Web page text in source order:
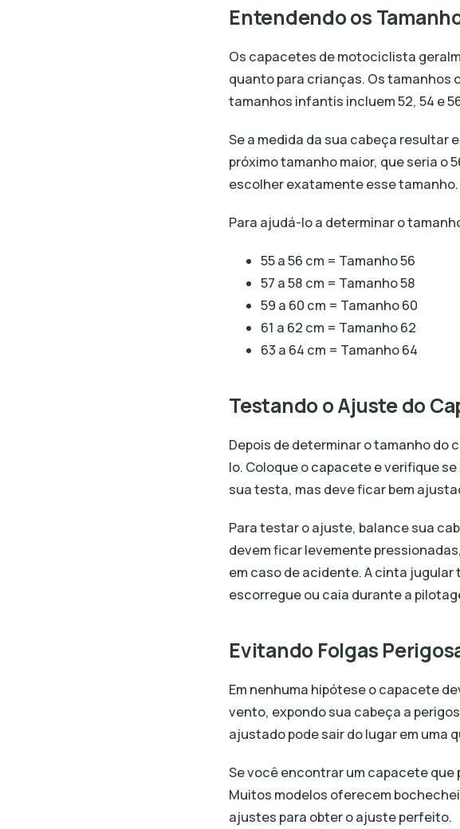
Entendendo os
Os capacetes de motociclista
quanto para crianças. Os tamanhos
tamanhos infantis incluem 52, 54 e
Se a medida da sua cabeça resultar
próximo tamanho maior, que seria o
escolher exatamente esse tamanho.
Para ajudá-lo a determinar o
55 a 56 cm = Tamanho 56
57 a 58 cm = Tamanho 58
59 a 60 cm = Tamanho 60
61 a 62 cm = Tamanho 62
63 a 64 cm = Tamanho 64
Testando o Ajuste do
Depois de determinar o tamanho do
lo. Coloque o capacete e verifique
sua testa, mas deve ficar bem
Para testar o ajuste, balance sua
devem ficar levemente
em caso de acidente. A cinta
escorregue ou caia durante a
Evitando Folgas
Em nenhuma hipótese o capacete
vento, expondo sua cabeça a
ajustado pode sair do lugar em uma
Se você encontrar um capacete que
Muitos modelos oferecem
ajustes para obter o ajuste perfeito.